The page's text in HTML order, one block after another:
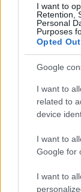
I want to
Retention,
Personal
Purposes
Opted Out
Google
I want to
related to
device
I want to
Google for
I want to
È vero chele
nelle
Rivoluzione
intervenne
sostituire
quanto
capacità di
Ecco perchè